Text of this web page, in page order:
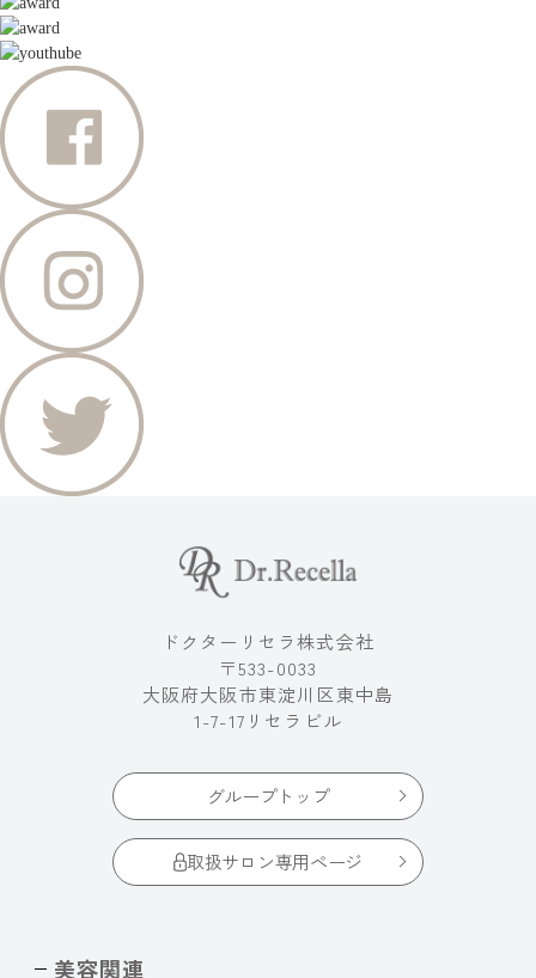
ドクターリセラ株式会社
〒533-0033
大阪府大阪市東淀川区東中島
1-7-17リセラビル
グループトップ
取扱サロン専用ページ
美容関連